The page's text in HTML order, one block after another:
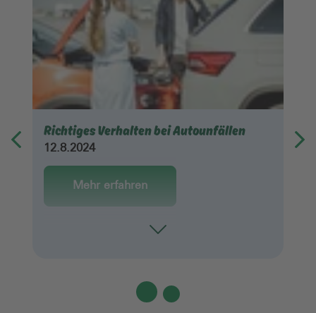
Richtiges Verhalten bei Autounfällen
12.8.2024
Mehr erfahren